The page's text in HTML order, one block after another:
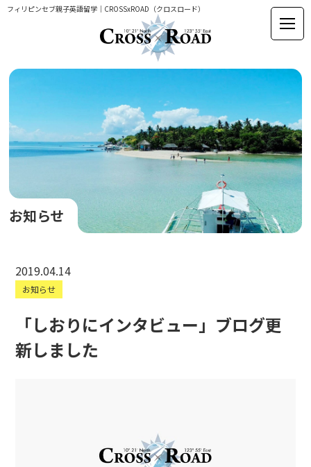
フィリピンセブ親子英語留学｜CROSSxROAD（クロスロード）
お知らせ
2019.04.14
お知らせ
「しおりにインタビュー」ブログ更
新しました